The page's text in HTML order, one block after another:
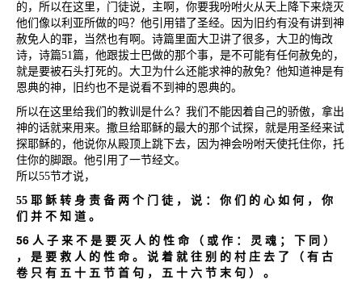
的，所以在这里，门徒说，主啊，你要我吩咐火从天上降下来烧灭
他们像以利亚所做的吗？他引用错了圣经。因为旧约有没有讲到神
赦免人的罪，当然也有啊。诗篇里面大卫讲了很多，大卫的悔改
诗，诗篇51篇，他跟拔士巴做的那个事，是不可能有任何赦免的，
就是要被石头打死的。大卫为什么还能求神的赦免？他知道神是有
恩典的神，旧约也不是说看不到神的恩典的。
所以在这里给我们的教训是什么？我们不能因着自己的骄傲，拿出
神的话就来用来。撒旦给耶稣的最大的那个试探，就是用圣经来试
探耶稣的，他说你从殿顶上跳下去，因为神会吩咐天使托住你，托
住你的脚跟。他引用了一节经文。
所以55节才说，
55 耶 稣 转 身 责 备 两 个 门 徒 ， 说 ： 你 们 的 心 如 何 ，
你
们 并 不 知 道 。
56 人 子 来 不 是 要 灭 人 的 性 命 （ 或 作 ： 灵 魂 ； 下 同 ）
，
是 要 救 人 的 性 命 。 说 着 就 往 别 的 村 庄 去 了 （ 有 古
卷 只 有 五 十 五 节 首 句 ， 五 十 六 节 末 句 ） 。